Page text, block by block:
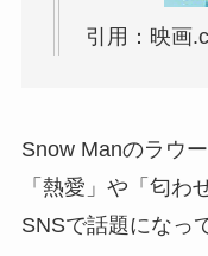
引用：映画
Snow Manのラウ
「熱愛」や「匂わ
SNSで話題になっ